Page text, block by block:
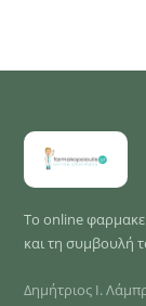
Το online
και τη συμβουλή
Δημήτριος Ι.